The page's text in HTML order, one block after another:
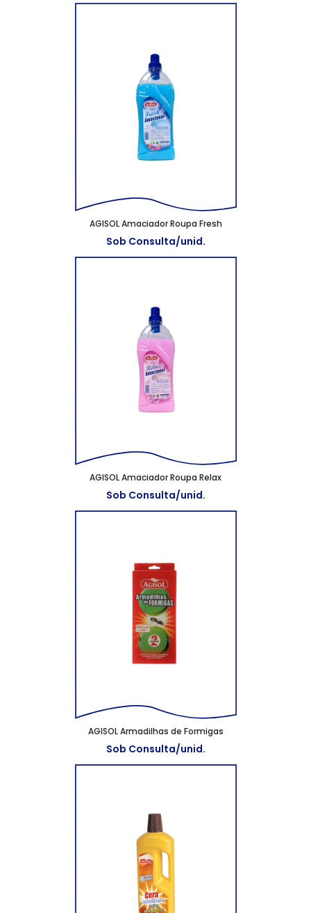
AGISOL Amaciador Roupa Fresh
Sob Consulta/unid.
AGISOL Amaciador Roupa Relax
Sob Consulta/unid.
AGISOL Armadilhas de Formigas
Sob Consulta/unid.